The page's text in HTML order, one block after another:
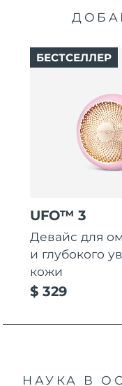
UFO™ 3
Девайс для
и глубокого
кожи
$ 329
БЕСТСЕЛЛЕР
НАУКА В